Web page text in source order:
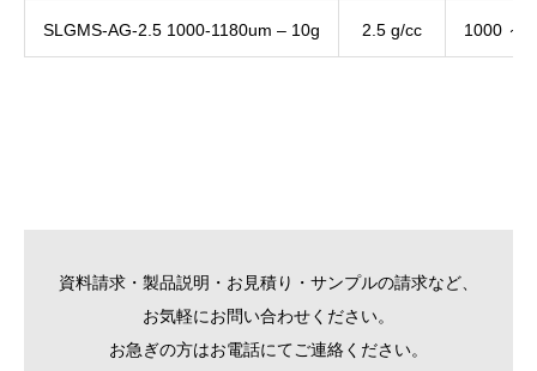
SLGMS-AG-2.5 1000-1180um – 10g 2.5 g/cc 1000 ～
資料請求・製品説明・お見積り・サンプルの請求など、
お気軽にお問い合わせください。
お急ぎの方はお電話にてご連絡ください。